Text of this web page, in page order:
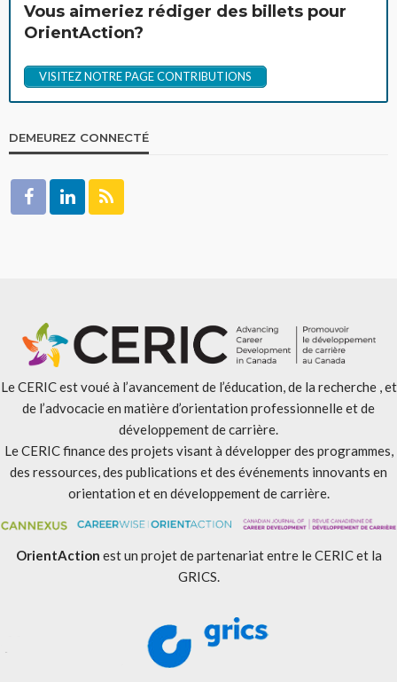
Vous aimeriez rédiger des billets pour
OrientAction?
VISITEZ NOTRE PAGE CONTRIBUTIONS
DEMEUREZ CONNECTÉ
Le CERIC est voué à l’avancement de l’éducation, de la recherche , et
de l’advocacie en matière d’orientation professionnelle et de
développement de carrière.
Le CERIC finance des projets visant à développer des programmes,
des ressources, des publications et des événements innovants en
orientation et en développement de carrière.
OrientAction est un projet de partenariat entre le CERIC et la
GRICS.